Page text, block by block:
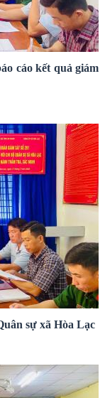
cáo kết quả giám
sự xã Hòa Lạc